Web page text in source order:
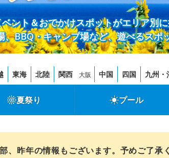
ント＆おでかけスポットがエリア別
BBQ・キャンプ場など、遊べるスポ
東海 北陸 関西 大阪 中国 四国 九州・
夏祭り プール
昨年の情報もございます。予めご了承